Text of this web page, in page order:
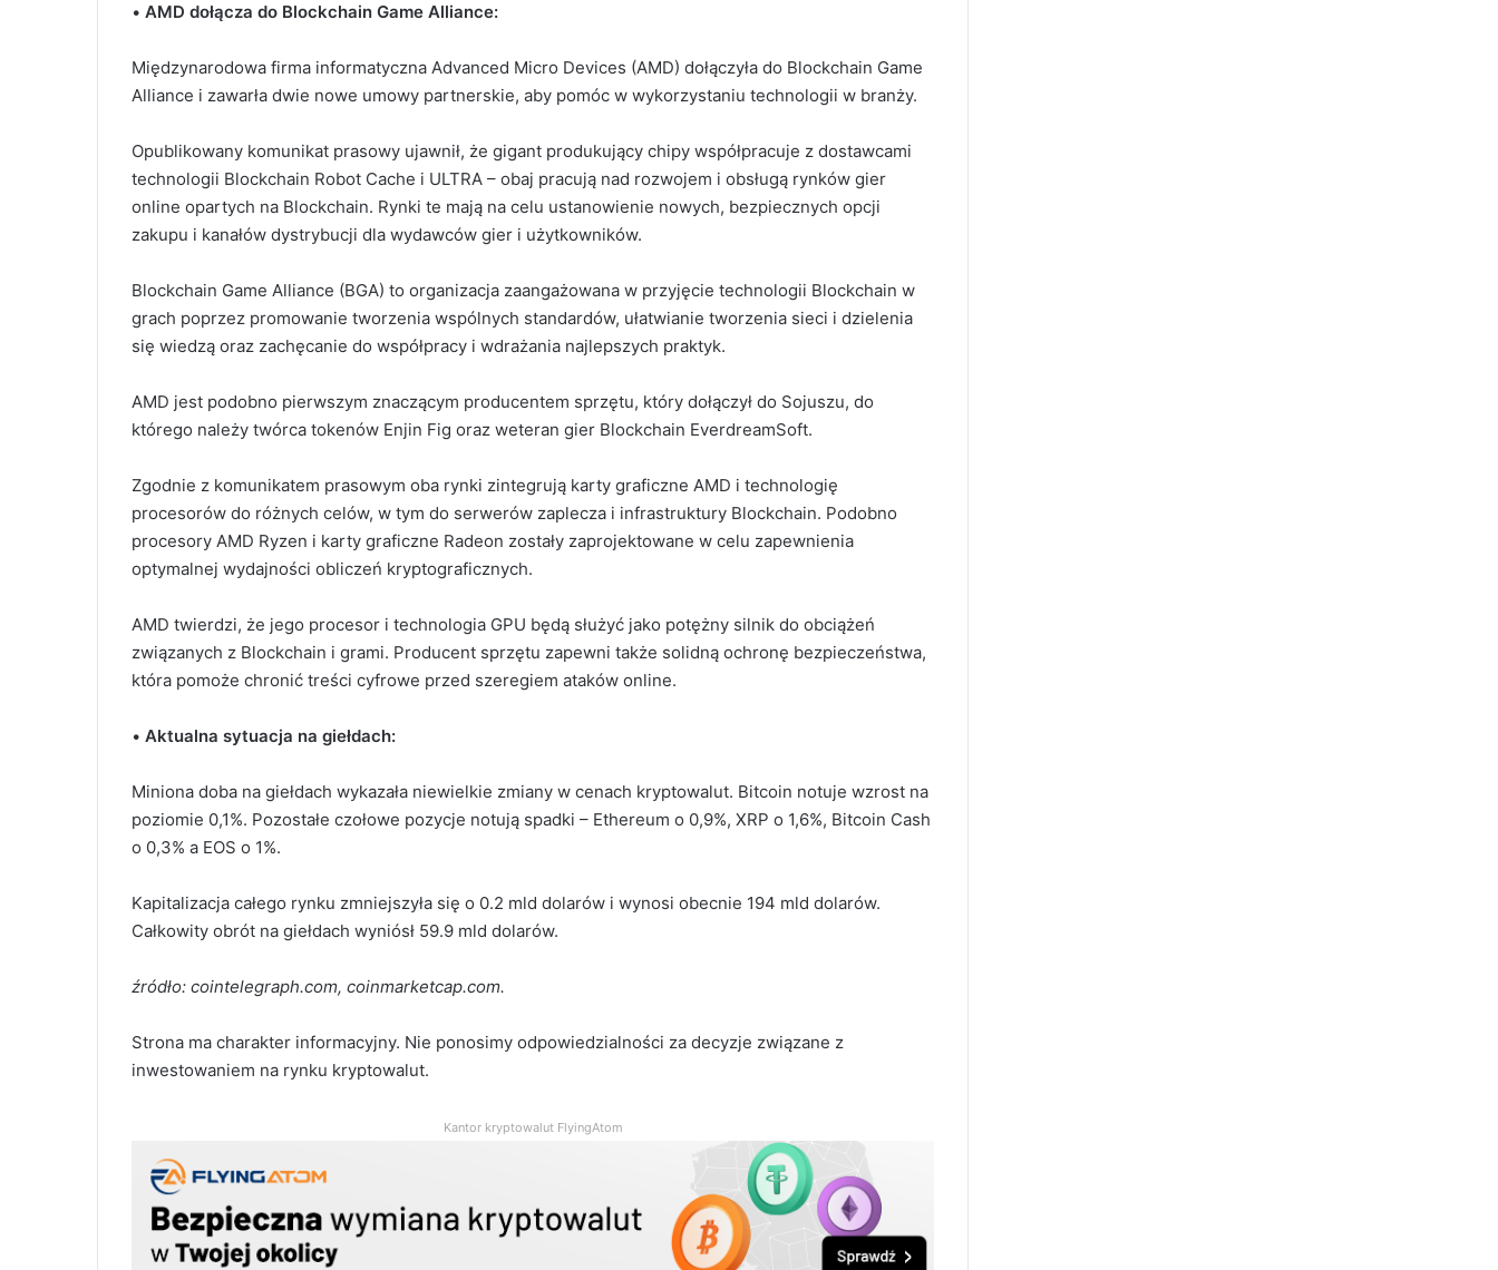
• AMD dołącza do Blockchain Game Alliance:
Międzynarodowa firma informatyczna Advanced Micro Devices (AMD) dołączyła do Blockchain Game
Alliance i zawarła dwie nowe umowy partnerskie, aby pomóc w wykorzystaniu technologii w branży.
Opublikowany komunikat prasowy ujawnił, że gigant produkujący chipy współpracuje z dostawcami
technologii Blockchain Robot Cache i ULTRA – obaj pracują nad rozwojem i obsługą rynków gier
online opartych na Blockchain. Rynki te mają na celu ustanowienie nowych, bezpiecznych opcji
zakupu i kanałów dystrybucji dla wydawców gier i użytkowników.
Blockchain Game Alliance (BGA) to organizacja zaangażowana w przyjęcie technologii Blockchain w
grach poprzez promowanie tworzenia wspólnych standardów, ułatwianie tworzenia sieci i dzielenia
się wiedzą oraz zachęcanie do współpracy i wdrażania najlepszych praktyk.
AMD jest podobno pierwszym znaczącym producentem sprzętu, który dołączył do Sojuszu, do
którego należy twórca tokenów Enjin Fig oraz weteran gier Blockchain EverdreamSoft.
Zgodnie z komunikatem prasowym oba rynki zintegrują karty graficzne AMD i technologię
procesorów do różnych celów, w tym do serwerów zaplecza i infrastruktury Blockchain. Podobno
procesory AMD Ryzen i karty graficzne Radeon zostały zaprojektowane w celu zapewnienia
optymalnej wydajności obliczeń kryptograficznych.
AMD twierdzi, że jego procesor i technologia GPU będą służyć jako potężny silnik do obciążeń
związanych z Blockchain i grami. Producent sprzętu zapewni także solidną ochronę bezpieczeństwa,
która pomoże chronić treści cyfrowe przed szeregiem ataków online.
• Aktualna sytuacja na giełdach:
Miniona doba na giełdach wykazała niewielkie zmiany w cenach kryptowalut. Bitcoin notuje wzrost na
poziomie 0,1%. Pozostałe czołowe pozycje notują spadki – Ethereum o 0,9%, XRP o 1,6%, Bitcoin Cash
o 0,3% a EOS o 1%.
Kapitalizacja całego rynku zmniejszyła się o 0.2 mld dolarów i wynosi obecnie 194 mld dolarów.
Całkowity obrót na giełdach wyniósł 59.9 mld dolarów.
źródło: cointelegraph.com, coinmarketcap.com.
Strona ma charakter informacyjny. Nie ponosimy odpowiedzialności za decyzje związane z
inwestowaniem na rynku kryptowalut.
Kantor kryptowalut FlyingAtom